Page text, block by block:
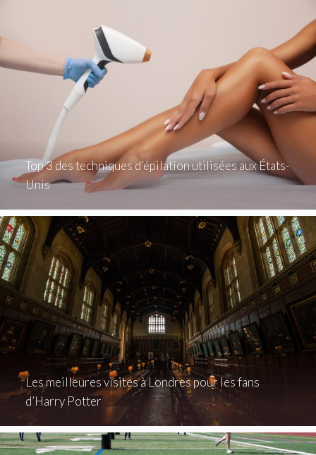
Top 3 des techniques d’épilation utilisées aux États-
Unis
Les meilleures visites à Londres pour les fans
d’Harry Potter